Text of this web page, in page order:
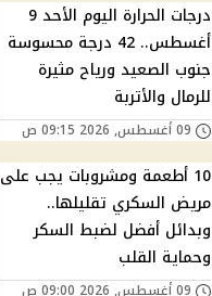
درجات الحرارة اليوم الأحد 9
أغسطس.. 42 درجة محسوسة
جنوب الصعيد ورياح مثيرة
للرمال والأتربة
09 أغسطس, 2026 09:15 ص
10 أطعمة ومشروبات يجب على
مريض السكري تقليلها..
وبدائل أفضل لضبط السكر
وحماية القلب
09 أغسطس, 2026 09:00 ص